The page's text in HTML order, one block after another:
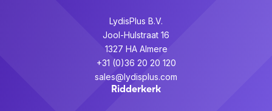
LydisPlus B.V.
Jool-Hulstraat 16
1327 HA Almere
+31 (0)36 20 20 120
sales@lydisplus.com
Ridderkerk